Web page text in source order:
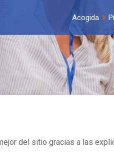
Acogida
del sitio gracias a las